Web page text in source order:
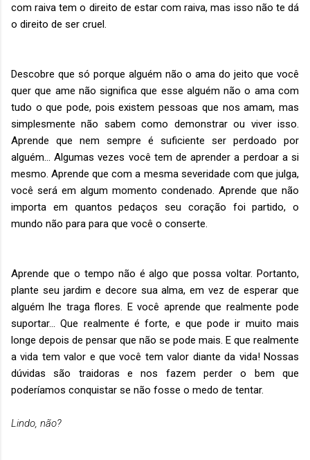
com raiva tem o direito de estar com raiva, mas isso não te dá
o direito de ser cruel.
Descobre que só porque alguém não o ama do jeito que você
quer que ame não significa que esse alguém não o ama com
tudo o que pode, pois existem pessoas que nos amam, mas
simplesmente não sabem como demonstrar ou viver isso.
Aprende que nem sempre é suficiente ser perdoado por
alguém… Algumas vezes você tem de aprender a perdoar a si
mesmo. Aprende que com a mesma severidade com que julga,
você será em algum momento condenado. Aprende que não
importa em quantos pedaços seu coração foi partido, o
mundo não para para que você o conserte.
Aprende que o tempo não é algo que possa voltar. Portanto,
plante seu jardim e decore sua alma, em vez de esperar que
alguém lhe traga flores. E você aprende que realmente pode
suportar… Que realmente é forte, e que pode ir muito mais
longe depois de pensar que não se pode mais. E que realmente
a vida tem valor e que você tem valor diante da vida! Nossas
dúvidas são traidoras e nos fazem perder o bem que
poderíamos conquistar se não fosse o medo de tentar.
Lindo, não?